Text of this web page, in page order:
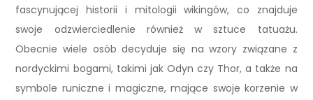
fascynującej historii i mitologii wikingów, co znajduje
swoje odzwierciedlenie również w sztuce tatuażu.
Obecnie wiele osób decyduje się na wzory związane z
nordyckimi bogami, takimi jak Odyn czy Thor, a także na
symbole runiczne i magiczne, mające swoje korzenie w